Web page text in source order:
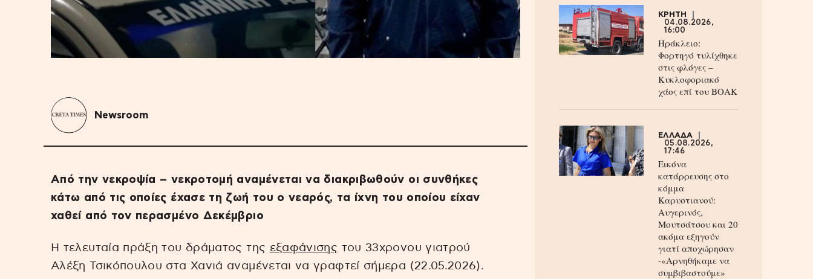
Newsroom
Από την νεκροψία – νεκροτομή αναμένεται να διακριβωθούν οι συνθήκες
κάτω από τις οποίες έχασε τη ζωή του ο νεαρός, τα ίχνη του οποίου είχαν
χαθεί από τον περασμένο Δεκέμβριο
Η τελευταία πράξη του δράματος της εξαφάνισης του 33χρονου γιατρού
Αλέξη Τσικόπουλου στα Χανιά αναμένεται να γραφτεί σήμερα (22.05.2026).
ΚΡΗΤΗ
04.08.2026,
16:00
Ηράκλειο:
Φορτηγό τυλίχθηκε
στις φλόγες –
Κυκλοφοριακό
χάος επί του ΒΟΑΚ
ΕΛΛΑΔΑ
05.08.2026,
17:46
Εικόνα
κατάρρευσης στο
κόμμα
Καρυστιανού:
Αυγερινός,
Μουτσάτσου και 20
ακόμα εξηγούν
γιατί αποχώρησαν
-«Αρνηθήκαμε να
συμβιβαστούμε»